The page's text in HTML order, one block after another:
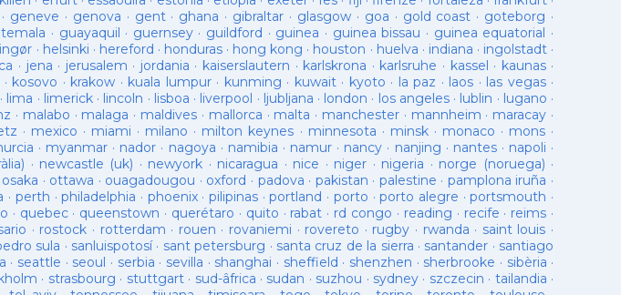
· geneve · genova · gent· ghana · gibraltar · glasgow· goa · gold coast · goteborg ·
· guayaquil · guernsey· guildford · guinea · guinea bissau · guinea equatorial ·
· helsinki · hereford · honduras· hong kong · houston · huelva · indiana · ingolstadt·
· jena · jerusalem · jordania · kaiserslautern · karlskrona · karlsruhe · kassel · kaunas·
· kosovo · krakow · kuala lumpur· kunming · kuwait· kyoto · la paz · laos · las vegas·
· lima · limerick· lincoln · lisboa · liverpool · ljubljana · london · los angeles· lublin · lugano ·
· malabo · malaga · maldives · mallorca · malta · manchester · mannheim · maracay ·
· mexico · miami · milano · milton keynes · minnesota · minsk· monaco · mons ·
· myanmar · nador · nagoya · namibia · namur · nancy · nanjing · nantes· napoli ·
· newcastle (uk) · newyork · nicaragua · nice · niger · nigeria · norge (noruega) ·
osaka · ottawa · ouagadougou · oxford · padova · pakistan · palestine · pamplona iruña ·
· perth ·philadelphia · phoenix·pilipinas ·portland · porto ·porto alegre ·portsmouth ·
· quebec· queenstown · querétaro · quito · rabat · rd congo · reading · recife · reims ·
· rostock · rotterdam · rouen · rovaniemi · rovereto · rugby · rwanda · saint louis ·
sula · sanluispotosí· sant petersburg · santa cruz de la sierra · santander · santiago
· seattle · seoul · serbia · sevilla · shanghai · sheffield · shenzhen · sherbrooke · sibèria ·
· strasbourg · stuttgart· sud-âfrica · sudan · suzhou · sydney · szczecin · tailandia ·